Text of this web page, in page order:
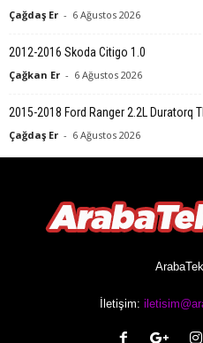
Çağdaş Er - 6 Ağustos 2026
2012-2016 Skoda Citigo 1.0
Çağkan Er - 6 Ağustos 2026
2015-2018 Ford Ranger 2.2L Duratorq
Çağdaş Er - 6 Ağustos 2026
İletişim: